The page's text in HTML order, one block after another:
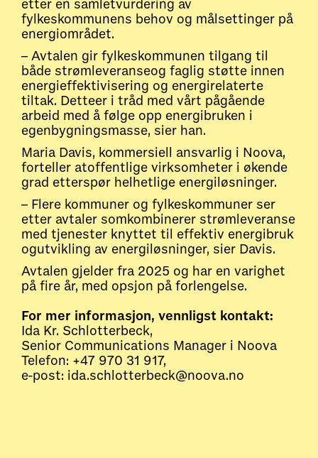
etter en samletvurdering av
fylkeskommunens behov og målsettinger på
energiområdet.
– Avtalen gir fylkeskommunen tilgang til
både strømleveranseog faglig støtte innen
energieffektivisering og energirelaterte
tiltak. Detteer i tråd med vårt pågående
arbeid med å følge opp energibruken i
egenbygningsmasse, sier han.
Maria Davis, kommersiell ansvarlig i Noova,
forteller atoffentlige virksomheter i økende
grad etterspør helhetlige energiløsninger.
– Flere kommuner og fylkeskommuner ser
etter avtaler somkombinerer strømleveranse
med tjenester knyttet til effektiv energibruk
ogutvikling av energiløsninger, sier Davis.
Avtalen gjelder fra 2025 og har en varighet
på fire år, med opsjon på forlengelse.
For mer informasjon, vennligst kontakt:
Ida Kr. Schlotterbeck,
Senior Communications Manager i Noova
Telefon: +47 970 31 917,
e-post: ida.schlotterbeck@noova.no